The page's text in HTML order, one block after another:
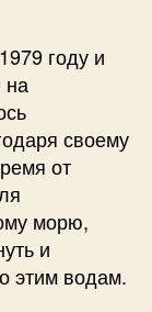
году и
на
своему
от
морю,
и
этим водам.